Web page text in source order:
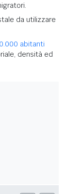
da utilizzare
abitanti
densità ed